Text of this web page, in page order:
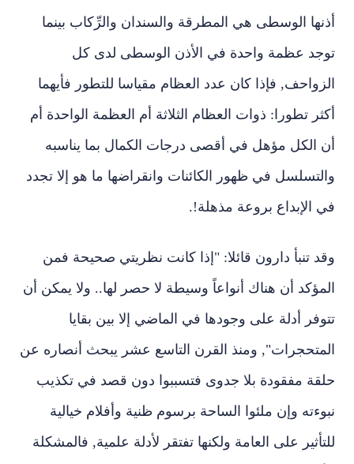
أذنها الوسطى هي المطرقة والسندان والرِّكاب بينما
توجد عظمة واحدة في الأذن الوسطى لدى كل
الزواحف, فإذا كان عدد العظام مقياسا للتطور فأيهما
أكثر تطورا: ذوات العظام الثلاثة أم العظمة الواحدة أم
أن الكل مؤهل في أقصى درجات الكمال بما يناسبه
والتسلسل في ظهور الكائنات وانقراضها ما هو إلا تجدد
في الإبداع بروعة مذهلة!.
وقد تنبأ دارون قائلا: "إذا كانت نظريتي صحيحة فمن
المؤكد أن هناك أنواعاً وسيطة لا حصر لها.. ولا يمكن أن
تتوفر أدلة على وجودها في الماضي إلا بين بقايا
المتحجرات", ومنذ القرن التاسع عشر يبحث أنصاره عن
حلقة مفقودة بلا جدوى فتسببوا دون قصد في تكذيب
نبوءته وإن ملئوا الساحة برسوم ظنية وأفلام خيالية
للتأثير على العامة ولكنها تفتقر لأدلة علمية, فالمشكلة